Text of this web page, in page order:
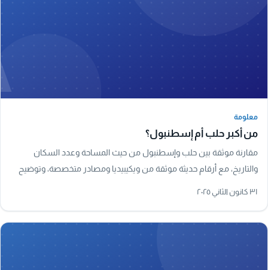
معلومة
من أكبر حلب أم إسطنبول؟
مقارنة موثقة بين حلب وإسطنبول من حيث المساحة وعدد السكان
والتاريخ، مع أرقام حديثة موثقة من ويكيبيديا ومصادر متخصصة، وتوضيح
٣١ كانون الثاني ٢٠٢٥